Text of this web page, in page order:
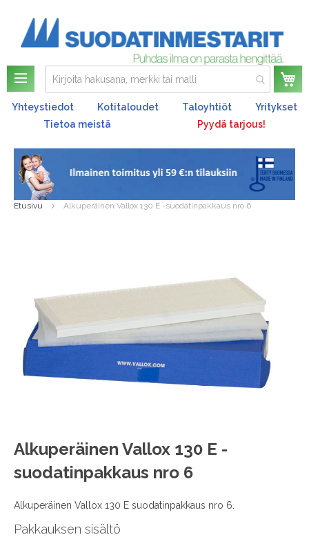
Yhteystiedot Kotitaloudet Taloyhtiöt
Yritykset
Tietoa meistä
Pyydä tarjous!
Etusivu Alkuperäinen Vallox 130 E -suodatinpakkaus nro 6
Alkuperäinen Vallox 130 E -
suodatinpakkaus nro 6
Alkuperäinen Vallox 130 E suodatinpakkaus nro 6.
Pakkauksen sisältö
images
gallery
Skip
to
the
of
images